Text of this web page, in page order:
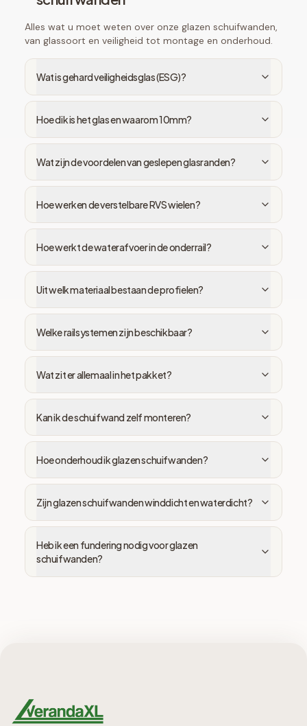
Alles wat u moet weten over onze glazen schuifwanden,
van glassoort en veiligheid tot montage en onderhoud.
Wat is gehard veiligheidsglas (ESG)?
Hoe dik is het glas en waarom 10mm?
Wat zijn de voordelen van geslepen glasranden?
Hoe werken de verstelbare RVS wielen?
Hoe werkt de waterafvoer in de onderrail?
Uit welk materiaal bestaan de profielen?
Welke railsystemen zijn beschikbaar?
Wat zit er allemaal in het pakket?
Kan ik de schuifwand zelf monteren?
Hoe onderhoud ik glazen schuifwanden?
Zijn glazen schuifwanden winddicht en waterdicht?
Heb ik een fundering nodig voor glazen
schuifwanden?